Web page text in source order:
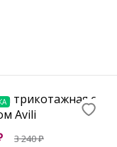
3 240₽